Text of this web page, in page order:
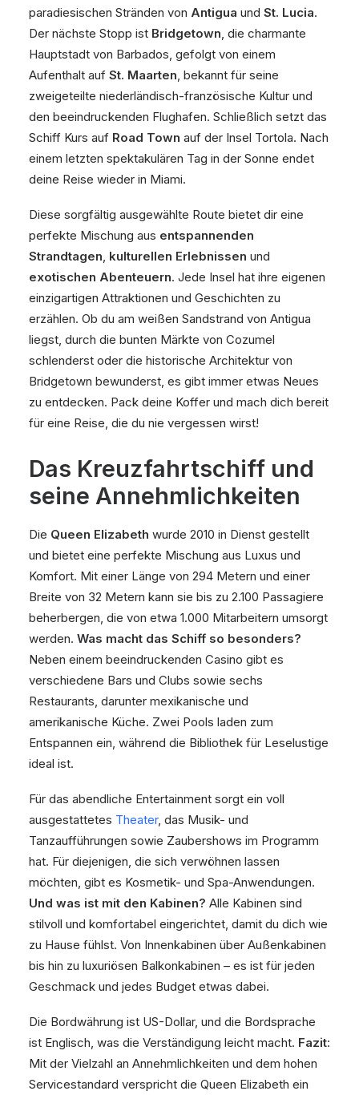
paradiesischen Stränden von Antigua und St. Lucia.
Der nächste Stopp ist Bridgetown, die charmante
Hauptstadt von Barbados, gefolgt von einem
Aufenthalt auf St. Maarten, bekannt für seine
zweigeteilte niederländisch-französische Kultur und
den beeindruckenden Flughafen. Schließlich setzt das
Schiff Kurs auf Road Town auf der Insel Tortola. Nach
einem letzten spektakulären Tag in der Sonne endet
deine Reise wieder in Miami.
Diese sorgfältig ausgewählte Route bietet dir eine
perfekte Mischung aus entspannenden
Strandtagen, kulturellen Erlebnissen und
exotischen Abenteuern. Jede Insel hat ihre eigenen
einzigartigen Attraktionen und Geschichten zu
erzählen. Ob du am weißen Sandstrand von Antigua
liegst, durch die bunten Märkte von Cozumel
schlenderst oder die historische Architektur von
Bridgetown bewunderst, es gibt immer etwas Neues
zu entdecken. Pack deine Koffer und mach dich bereit
für eine Reise, die du nie vergessen wirst!
Das Kreuzfahrtschiff und
seine Annehmlichkeiten
Die Queen Elizabeth wurde 2010 in Dienst gestellt
und bietet eine perfekte Mischung aus Luxus und
Komfort. Mit einer Länge von 294 Metern und einer
Breite von 32 Metern kann sie bis zu 2.100 Passagiere
beherbergen, die von etwa 1.000 Mitarbeitern umsorgt
werden. Was macht das Schiff so besonders?
Neben einem beeindruckenden Casino gibt es
verschiedene Bars und Clubs sowie sechs
Restaurants, darunter mexikanische und
amerikanische Küche. Zwei Pools laden zum
Entspannen ein, während die Bibliothek für Leselustige
ideal ist.
Für das abendliche Entertainment sorgt ein voll
ausgestattetes Theater, das Musik- und
Tanzaufführungen sowie Zaubershows im Programm
hat. Für diejenigen, die sich verwöhnen lassen
möchten, gibt es Kosmetik- und Spa-Anwendungen.
Und was ist mit den Kabinen? Alle Kabinen sind
stilvoll und komfortabel eingerichtet, damit du dich wie
zu Hause fühlst. Von Innenkabinen über Außenkabinen
bis hin zu luxuriösen Balkonkabinen – es ist für jeden
Geschmack und jedes Budget etwas dabei.
Die Bordwährung ist US-Dollar, und die Bordsprache
ist Englisch, was die Verständigung leicht macht. Fazit:
Mit der Vielzahl an Annehmlichkeiten und dem hohen
Servicestandard verspricht die Queen Elizabeth ein